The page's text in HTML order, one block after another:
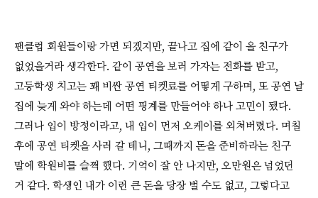
팬클럽 회원들이랑 가면 되겠지만, 끝나고 집에 같이 올 친구가
없었을거라 생각한다. 같이 공연을 보러 가자는 전화를 받고,
고등학생 치고는 꽤 비싼 공연 티켓료를 어떻게 구하며, 또 공연 날
집에 늦게 와야 하는데 어떤 핑계를 만들어야 하나 고민이 됐다.
그러나 입이 방정이라고, 내 입이 먼저 오케이를 외쳐버렸다. 며칠
후에 공연 티켓을 사러 갈 테니, 그때까지 돈을 준비하라는 친구
말에 학원비를 슬쩍 했다. 기억이 잘 안 나지만, 오만원은 넘었던
거 같다. 학생인 내가 이런 큰 돈을 당장 벌 수도 없고, 그렇다고